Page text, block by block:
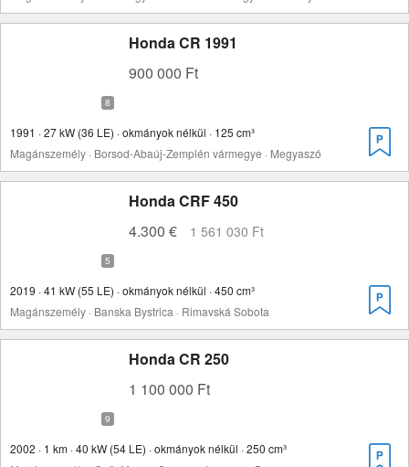
Honda CR 1991
900 000 Ft
1991 · 27 kW (36 LE) · okmányok nélkül · 125 cm³
Magánszemély · Borsod-Abaúj-Zemplén vármegye · Megyaszó
Honda CRF 450
4.300 €
1 561 030 Ft
2019 · 41 kW (55 LE) · okmányok nélkül · 450 cm³
Magánszemély · Banska Bystrica · Rimavská Sobota
Honda CR 250
1 100 000 Ft
2002 · 1 km · 40 kW (54 LE) · okmányok nélkül · 250 cm³